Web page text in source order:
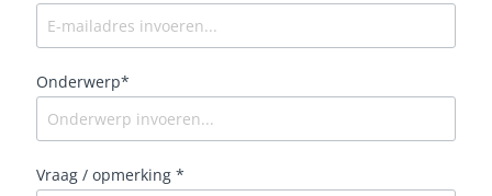
Onderwerp*
Vraag / opmerking *